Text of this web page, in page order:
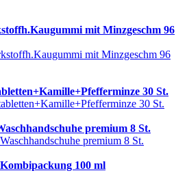
mit Minzgeschm 96
30 St.
premium 8 St.
100 ml